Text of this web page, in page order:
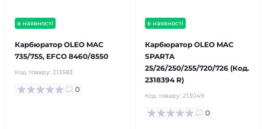
в наявності
Карбюратор OLEO MAC
735/755, EFCO 8460/8550
Код товару: 213583
0
в наявності
Карбюратор OLEO MAC
SPARTA
25/26/250/255/720/726 (Код.
2318394 R)
Код товару: 213049
0